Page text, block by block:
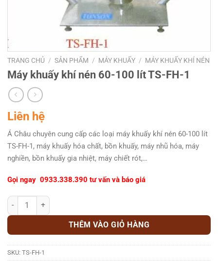
TRANG CHỦ / SẢN PHẨM / MÁY KHUẤY / MÁY KHUẤY KHÍ NÉN
Máy khuấy khí nén 60-100 lít TS-FH-1
Liên hệ
Á Châu chuyên cung cấp các loại máy khuấy khí nén 60-100 lít
TS-FH-1, máy khuấy hóa chất, bồn khuấy, máy nhũ hóa, máy
nghiền, bồn khuấy gia nhiệt, máy chiết rót,…
Gọi ngay 0933.338.390 tư vấn và báo giá
Máy khuấy khí nén 60-100 lít TS-FH-1 số lượng
THÊM VÀO GIỎ HÀNG
SKU: TS-FH-1